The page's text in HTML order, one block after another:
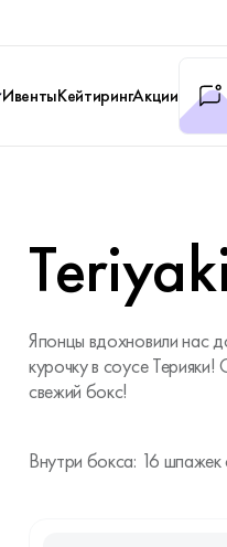
ИвентыКейтирингАкции
Японцы вдохновили нас
курочку в соусе
свежий бокс!
Внутри бокса: 16 шпажек